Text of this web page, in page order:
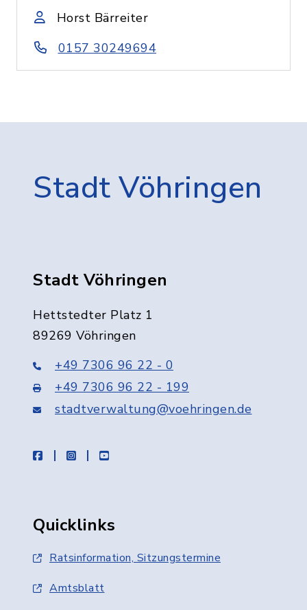
Horst Bärreiter
0157 30249694
Stadt Vöhringen
Stadt Vöhringen
Hettstedter Platz 1
89269 Vöhringen
+49 7306 96 22 - 0
+49 7306 96 22 - 199
stadtverwaltung@voehringen.de
facebookinstagramyoutube
Quicklinks
Ratsinformation, Sitzungstermine
Amtsblatt